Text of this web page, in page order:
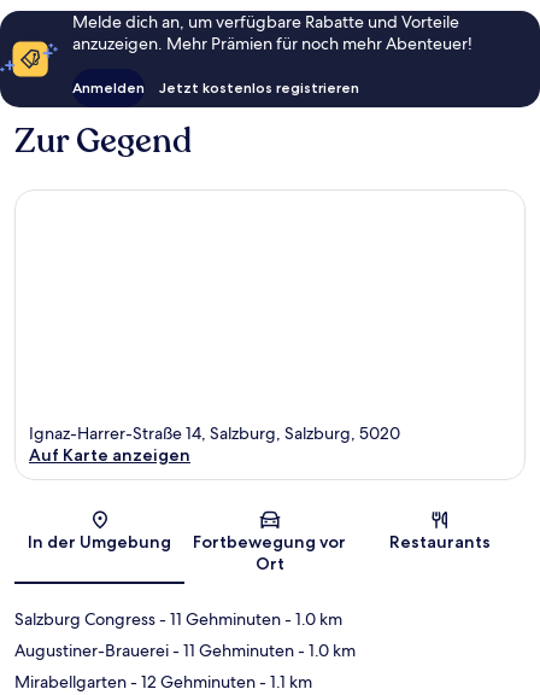
Melde dich an, um verfügbare Rabatte und Vorteile
anzuzeigen. Mehr Prämien für noch mehr Abenteuer!
Anmelden Jetzt kostenlos registrieren
Zur Gegend
Karte
Ignaz-Harrer-Straße 14, Salzburg, Salzburg, 5020
Auf Karte anzeigen
In der Umgebung
Fortbewegung vor
Ort
Restaurants
Salzburg Congress- 11 Gehminuten- 1.0 km
Augustiner-Brauerei- 11 Gehminuten- 1.0 km
Mirabellgarten- 12 Gehminuten- 1.1 km